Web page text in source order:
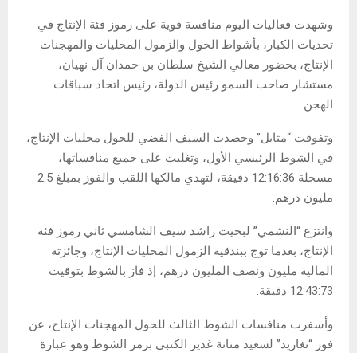
وشهدت فعاليات اليوم منافسة قوية على رموز فئة الإنتاج في
تحديات الكبار، بأشواط الحول والزمول المحليات والمهجنات
الإنتاج، بحضور معالي الشيخ سلطان بن حمدان آل نهيان،
مستشار صاحب السمو رئيس الدولة، رئيس اتحاد سباقات
الهجن.
وتفوقت “مثايل” وحصدت السيف الفضي للحول محليات الإنتاج،
في الشوط الرئيسي الأول، وتغلبت على جميع منافساتها،
مسجلة 12:16:36 دقيقة، لتهدي مالكها اللقب والفوز بمبلغ 2.5
مليون درهم.
وانتزع “النشمي” لبخيت راشد سيف الشامسي ثاني رموز فئة
الإنتاج، بعدما توج ببندقية الزمول المحليات الإنتاج، وجائزته
المالية مليون ونصف المليون درهم، إذ فاز بالشوط بتوقيت
12:43:73 دقيقة.
وأسفرت منافسات الشوط الثالث للحول المهجنات الإنتاج، عن
فوز “تغاريد” لسعيد منانة غدير الكتبي برمز الشوط وهو عبارة